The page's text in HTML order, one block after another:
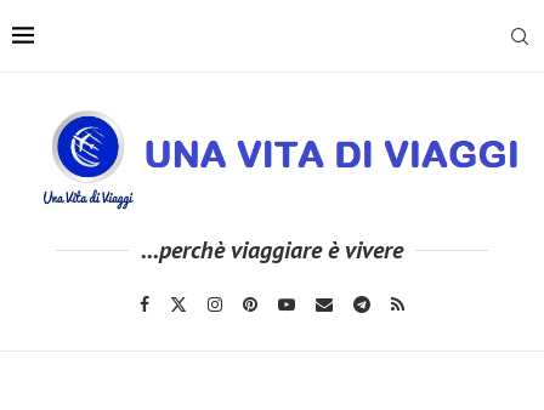
...perchè viaggiare è vivere